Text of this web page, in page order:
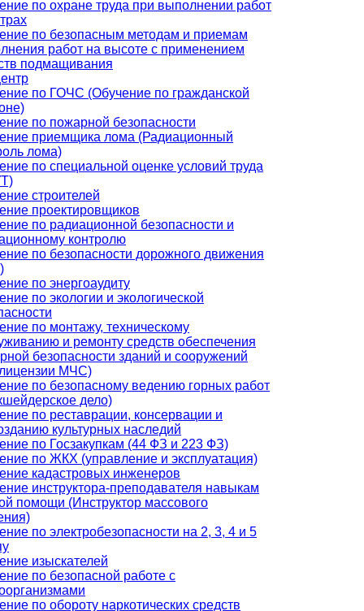
по охране труда при выполнении работ
по безопасным методам и приемам
работ на высоте с применением
подмащивания
по ГОЧС (Обучение по гражданской
по пожарной безопасности
приемщика лома (Радиационный
лома)
по специальной оценке условий труда
строителей
проектировщиков
по радиационной безопасности и
контролю
по безопасности дорожного движения
по энергоаудиту
по экологии и экологической
по монтажу, техническому
и ремонту средств обеспечения
безопасности зданий и сооружений
МЧС)
по безопасному ведению горных работ
дело)
по реставрации, консервации и
культурных наследий
по Госзакупкам (44 ФЗ и 223 ФЗ)
по ЖКХ (управление и эксплуатация)
кадастровых инженеров
инструктора-преподавателя навыкам
помощи (Инструктор массового
по электробезопасности на 2, 3, 4 и 5
изыскателей
по безопасной работе с
по обороту наркотических средств